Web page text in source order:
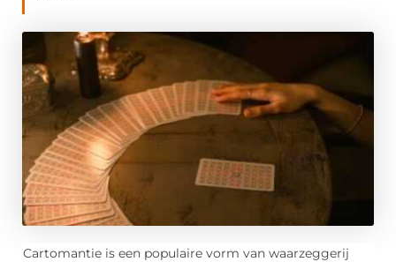
Cartomantie is een populaire vorm van waarzeggerij